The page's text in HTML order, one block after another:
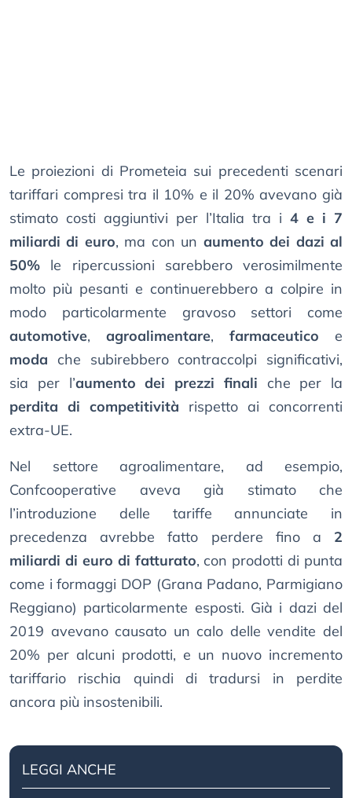
Le proiezioni di Prometeia sui precedenti scenari
tariffari compresi tra il 10% e il 20% avevano già
stimato costi aggiuntivi per l’Italia tra i 4 e i 7
miliardi di euro, ma con un aumento dei dazi al
50% le ripercussioni sarebbero verosimilmente
molto più pesanti e continuerebbero a colpire in
modo particolarmente gravoso settori come
automotive, agroalimentare, farmaceutico e
moda che subirebbero contraccolpi significativi,
sia per l’aumento dei prezzi finali che per la
perdita di competitività rispetto ai concorrenti
extra-UE.
Nel settore agroalimentare, ad esempio,
Confcooperative aveva già stimato che
l’introduzione delle tariffe annunciate in
precedenza avrebbe fatto perdere fino a 2
miliardi di euro di fatturato, con prodotti di punta
come i formaggi DOP (Grana Padano, Parmigiano
Reggiano) particolarmente esposti. Già i dazi del
2019 avevano causato un calo delle vendite del
20% per alcuni prodotti, e un nuovo incremento
tariffario rischia quindi di tradursi in perdite
ancora più insostenibili.
LEGGI ANCHE